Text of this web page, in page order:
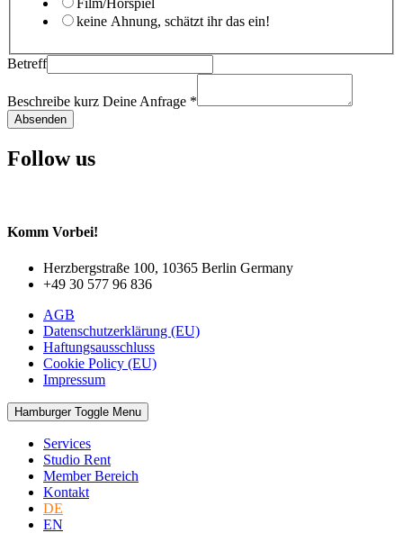
Film/Hörspiel
keine Ahnung, schätzt ihr das ein!
Betreff
Beschreibe kurz Deine Anfrage *
Absenden
Follow us
Komm Vorbei!
Herzbergstraße 100, 10365 Berlin Germany
+49 30 577 96 836
AGB
Datenschutzerklärung (EU)
Haftungsausschluss
Cookie Policy (EU)
Impressum
Hamburger Toggle Menu
Services
Studio Rent
Member Bereich
Kontakt
DE
EN